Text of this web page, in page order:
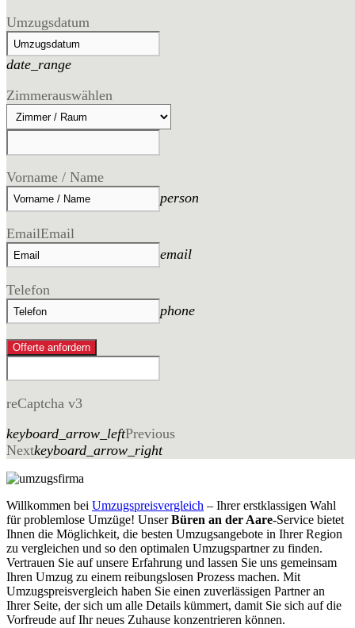
Umzugsdatum
date_range
Zimmerauswählen
Vorname / Name
person
EmailEmail
email
Telefon
phone
Offerte anfordern
reCaptcha v3
keyboard_arrow_leftPrevious
Nextkeyboard_arrow_right
Willkommen bei Umzugspreisvergleich – Ihrer erstklassigen Wahl
für problemlose Umzüge! UnserBüren an der Aare-Service bietet
Ihnen die Möglichkeit, die besten Umzugsangebote in Ihrer Region
zu vergleichen und so den optimalen Umzugspartner zu finden.
Vertrauen Sie auf unsere Erfahrung und lassen Sie uns gemeinsam
Ihren Umzug zu einem reibungslosen Prozess machen. Mit
Umzugspreisvergleich haben Sie einen zuverlässigen Partner an
Ihrer Seite, der sich um alle Details kümmert, damit Sie sich auf die
Vorfreude auf Ihr neues Zuhause konzentrieren können.